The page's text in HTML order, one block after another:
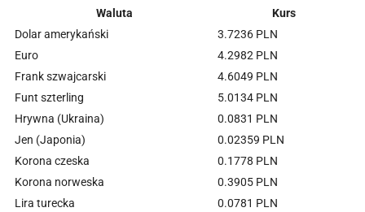
Waluta
Kurs
Dolar amerykański
3.7236 PLN
Euro
4.2982 PLN
Frank szwajcarski
4.6049 PLN
Funt szterling
5.0134 PLN
Hrywna (Ukraina)
0.0831 PLN
Jen (Japonia)
0.02359 PLN
Korona czeska
0.1778 PLN
Korona norweska
0.3905 PLN
Lira turecka
0.0781 PLN